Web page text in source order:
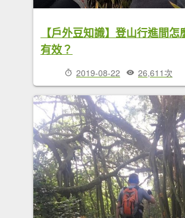
【戶外豆知識】登山行進間
有效？
2019-08-22 26,611次